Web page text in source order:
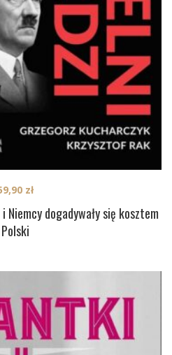
Niemcy dogadywały się kosztem
Polski
zł